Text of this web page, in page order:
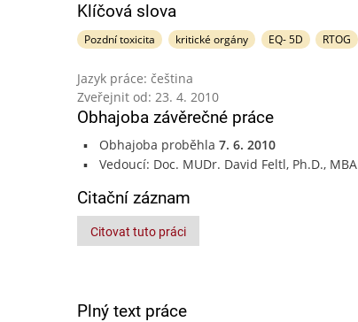
Klíčová slova
Pozdní toxicita kritické orgány EQ- 5D RTOG
Jazyk práce: čeština
Zveřejnit od: 23. 4. 2010
Obhajoba závěrečné práce
Obhajoba proběhla 7. 6. 2010
Vedoucí: Doc. MUDr. David Feltl, Ph.D., MBA
Citační záznam
Citovat tuto práci
Plný text práce